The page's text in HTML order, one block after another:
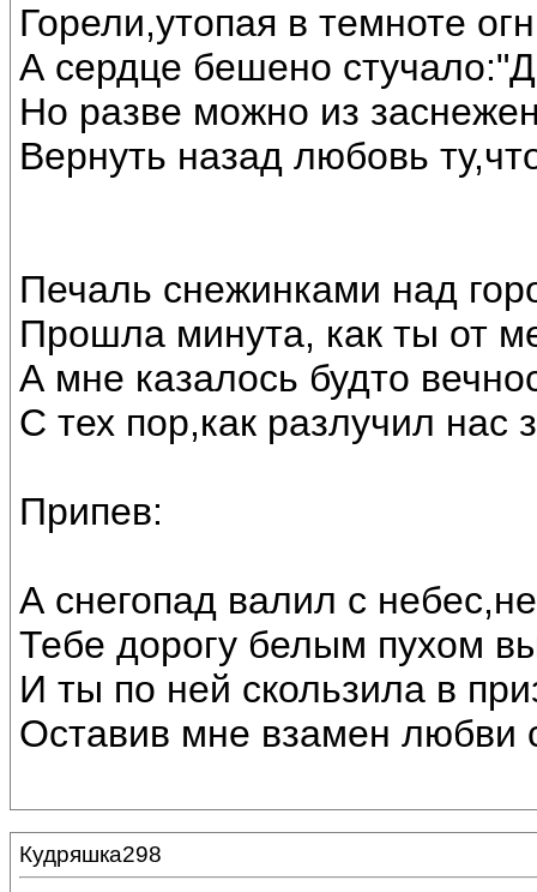
Горели,утопая в темноте
А сердце бешено
Но разве можно из
Вернуть назад любовь
Печаль снежинками над
Прошла минута, как ты от
А мне казалось будто
С тех пор,как разлучил нас
Припев:
А снегопад валил с
Тебе дорогу белым пухом
И ты по ней скользила в
Оставив мне взамен любви
Кудряшка298